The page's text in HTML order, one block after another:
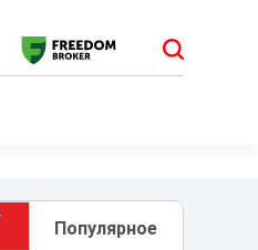
Популярное